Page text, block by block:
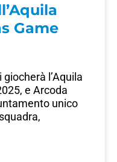
Game
l’Aquila
e Arcoda
unico